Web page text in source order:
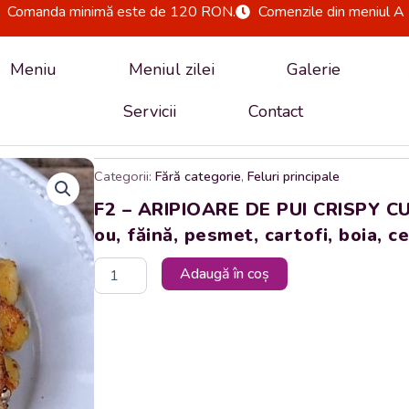
Comanda minimă este de 120 RON. Comenzile din meniul
Meniu Meniul zilei Galerie
Servicii
Contact
Categorii: Fără categorie,Feluri principale
F2 – ARIPIOARE DE PUI CRISPY
ou, făină, pesmet, cartofi, boia,
Cantitate
Adaugă în coș